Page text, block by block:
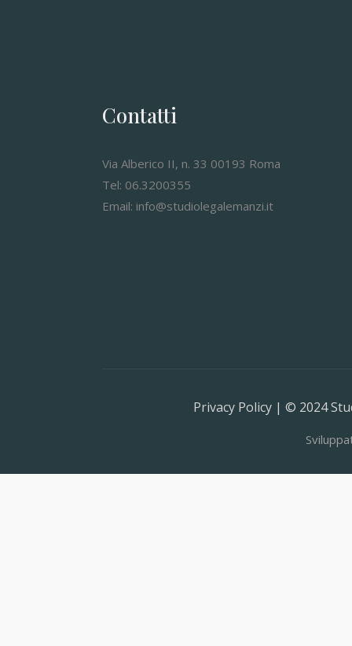
Contatti
Via Alberico II, n. 33 00193 Roma
Tel: 06.3200355
Email: info@studiolegalemanzi.it
Privacy Policy | © 2024